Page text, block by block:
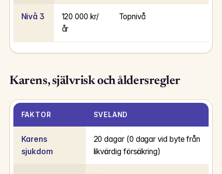
Nivå 3
120 000 kr/
år
Topnivå
Karens, självrisk och åldersregler
FAKTOR SVELAND
Karens
sjukdom
20 dagar (0 dagar vid byte från
likvärdig försäkring)